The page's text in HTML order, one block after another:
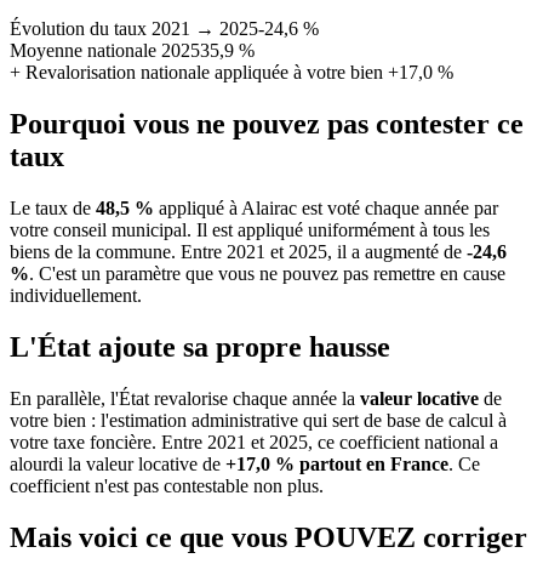
Évolution du taux 2021 → 2025-24,6 %
Moyenne nationale 202535,9 %
+ Revalorisation nationale appliquée à votre bien +17,0 %
Pourquoi vous ne pouvez pas contester ce
taux
Le taux de 48,5 % appliqué à Alairac est voté chaque année par
votre conseil municipal. Il est appliqué uniformément à tous les
biens de la commune. Entre 2021 et 2025, il a augmenté de -24,6
%. C'est un paramètre que vous ne pouvez pas remettre en cause
individuellement.
L'État ajoute sa propre hausse
En parallèle, l'État revalorise chaque année la valeur locative de
votre bien : l'estimation administrative qui sert de base de calcul à
votre taxe foncière. Entre 2021 et 2025, ce coefficient national a
alourdi la valeur locative de +17,0 % partout en France. Ce
coefficient n'est pas contestable non plus.
Mais voici ce que vous POUVEZ corriger